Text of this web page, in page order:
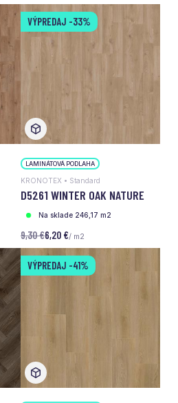
VÝPREDAJ -33%
LAMINÁTOVÁ PODLAHA
KRONOTEX • Standard
D5261 WINTER OAK NATURE
Na sklade 246,17 m2
9,30 €6,20 €/ m2
VÝPREDAJ -41%